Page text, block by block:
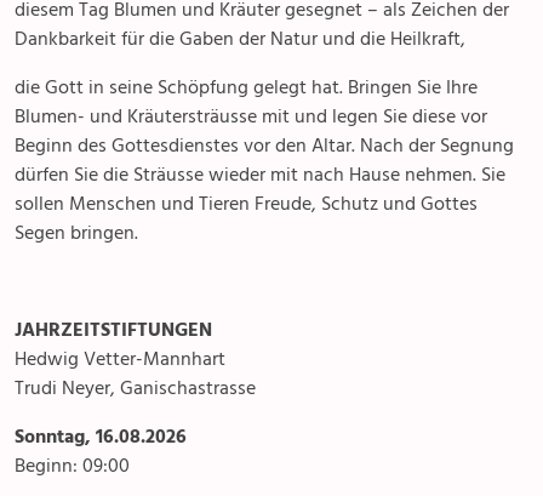
diesem Tag Blumen und Kräuter gesegnet – als Zeichen der
Dankbarkeit für die Gaben der Natur und die Heilkraft,
die Gott in seine Schöpfung gelegt hat. Bringen Sie Ihre
Blumen- und Kräutersträusse mit und legen Sie diese vor
Beginn des Gottesdienstes vor den Altar. Nach der Segnung
dürfen Sie die Sträusse wieder mit nach Hause nehmen. Sie
sollen Menschen und Tieren Freude, Schutz und Gottes
Segen bringen.
JAHRZEITSTIFTUNGEN
Hedwig Vetter-Mannhart
Trudi Neyer, Ganischastrasse
Sonntag, 16.08.2026
Beginn: 09:00